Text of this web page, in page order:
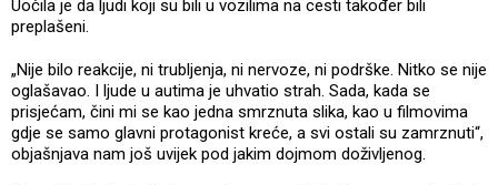
Uočila je da ljudi koji su bili u vozilima na cesti također bili
preplašeni.
„Nije bilo reakcije, ni trubljenja, ni nervoze, ni podrške. Nitko se nije
oglašavao. I ljude u autima je uhvatio strah. Sada, kada se
prisjećam, čini mi se kao jedna smrznuta slika, kao u filmovima
gdje se samo glavni protagonist kreće, a svi ostali su zamrznuti“,
objašnjava nam još uvijek pod jakim dojmom doživljenog.